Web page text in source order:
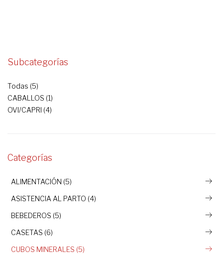
Subcategorías
Todas (5)
CABALLOS (1)
OVI/CAPRI (4)
Categorías
ALIMENTACIÓN (5)
ASISTENCIA AL PARTO (4)
BEBEDEROS (5)
CASETAS (6)
CUBOS MINERALES (5)